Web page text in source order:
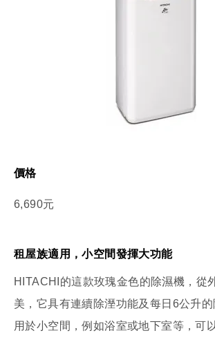
價格
6,690元
租屋族適用，小空間發揮大功能
HITACHI的這款玫瑰金色的除濕機，從
美，它具有連續除溼功能及每日6公升
用於小空間，例如浴室或地下室等，可